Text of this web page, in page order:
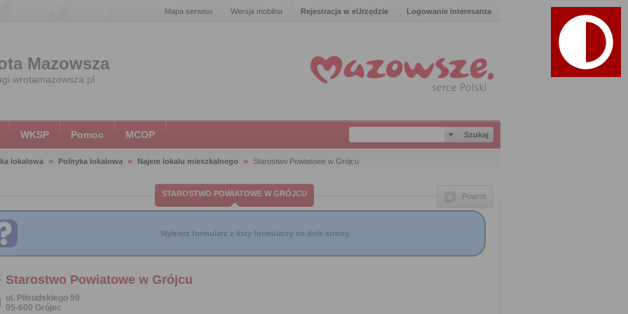
Mapa serwisu Wersja mobilna Rejestracja w eUrzędzie Logowanie interesanta
Mazowsza
WKSP Pomoc MCOP
lokalowa Polityka lokalowa Najem lokalu mieszkalnego Starostwo Powiatowe w Grójcu
STAROSTWO POWIATOWE W GRÓJCU Powrót
Wybierz formularz z listy formularzy na dole strony.
Starostwo Powiatowe w Grójcu
ul. Piłsudskiego 59
05-600 Grójec